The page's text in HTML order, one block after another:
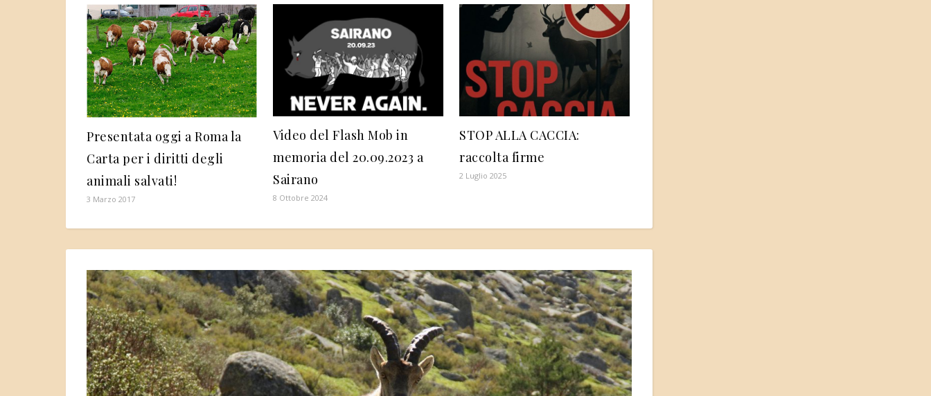
Presentata oggi a Roma la
Carta per i diritti degli
animali salvati!
3 Marzo 2017
Video del Flash Mob in
memoria del 20.09.2023 a
Sairano
8 Ottobre 2024
STOP ALLA CACCIA:
raccolta firme
2 Luglio 2025